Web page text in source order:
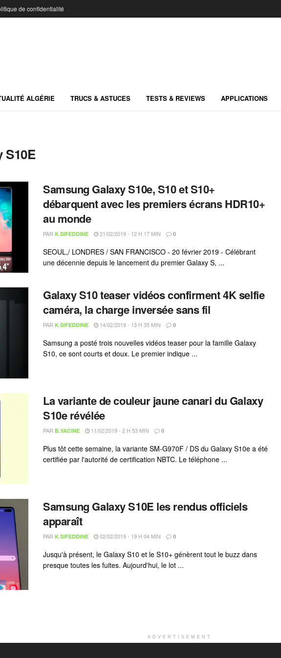
de confidentialité
ALGÉRIE TRUCS & ASTUCES TESTS & REVIEWS APPLICATIONS
S10E
Samsung Galaxy S10e, S10 et S10+
débarquent avec les premiers écrans HDR10+
au monde
PAR K.SIFEDDINE 21/02/2019 - 12 H 17 MIN 0
SEOUL,/ LONDRES / SAN FRANCISCO - 20 février 2019 - Célébrant
une décennie depuis le lancement du premier Galaxy S, ...
Galaxy S10 teaser vidéos confirment 4K selfie
caméra, la charge inversée sans fil
PAR K.SIFEDDINE 14/02/2019 - 13 H 35 MIN 0
Samsung a posté trois nouvelles vidéos teaser pour la famille Galaxy
S10, ce sont courts et doux. Le premier indique ...
La variante de couleur jaune canari du Galaxy
S10e révélée
PAR B.YACINE 11/02/2019 - 2 H 53 MIN 0
Plus tôt cette semaine, la variante SM-G970F / DS du Galaxy S10e a été
certifiée par l'autorité de certification NBTC. Le téléphone ...
Samsung Galaxy S10E les rendus officiels
apparaît
PAR K.SIFEDDINE 02/02/2019 - 19 H 04 MIN 0
Jusqu'à présent, le Galaxy S10 et le S10+ génèrent tout le buzz dans
presque toutes les fuites. Aujourd'hui, le lot ...
ADVERTISEMENT